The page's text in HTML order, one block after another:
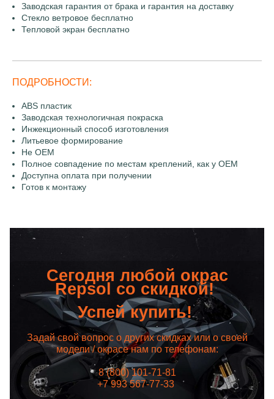
Заводская гарантия от брака и гарантия на доставку
Стекло ветровое бесплатно
Тепловой экран бесплатно
ПОДРОБНОСТИ:
ABS пластик
Заводская технологичная покраска
Инжекционный способ изготовления
Литьевое формирование
Не OEM
Полное совпадение по местам креплений, как у OEM
Доступна оплата при получении
Готов к монтажу
Сегодня любой окрас
Repsol со скидкой!
Успей купить!
Задай свой вопрос о других скидках или о своей
модели / окрасе нам по телефонам:
8 (800) 101-71-81
+7 993 567-77-33